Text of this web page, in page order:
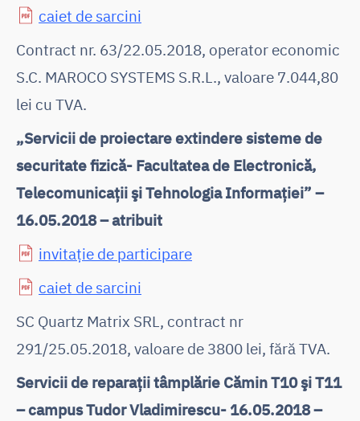
caiet de sarcini
Contract nr. 63/22.05.2018, operator economic
S.C. MAROCO SYSTEMS S.R.L., valoare 7.044,80
lei cu TVA.
„Servicii de proiectare extindere sisteme de
securitate fizică- Facultatea de Electronică,
Telecomunicaţii şi Tehnologia Informaţiei” –
16.05.2018 – atribuit
invitație de participare
caiet de sarcini
SC Quartz Matrix SRL, contract nr
291/25.05.2018, valoare de 3800 lei, fără TVA.
Servicii de reparaţii tâmplărie Cămin T10 şi T11
– campus Tudor Vladimirescu- 16.05.2018 –